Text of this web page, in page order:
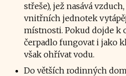
střeše), jež nasává
vnitřních jednotek
místnosti. Pokud dojde k
čerpadlo fungovat i jako
však ohřívat vodu.
Do větších rodinných